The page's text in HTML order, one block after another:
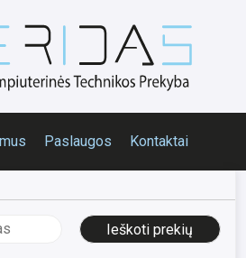
Paslaugos Kontaktai